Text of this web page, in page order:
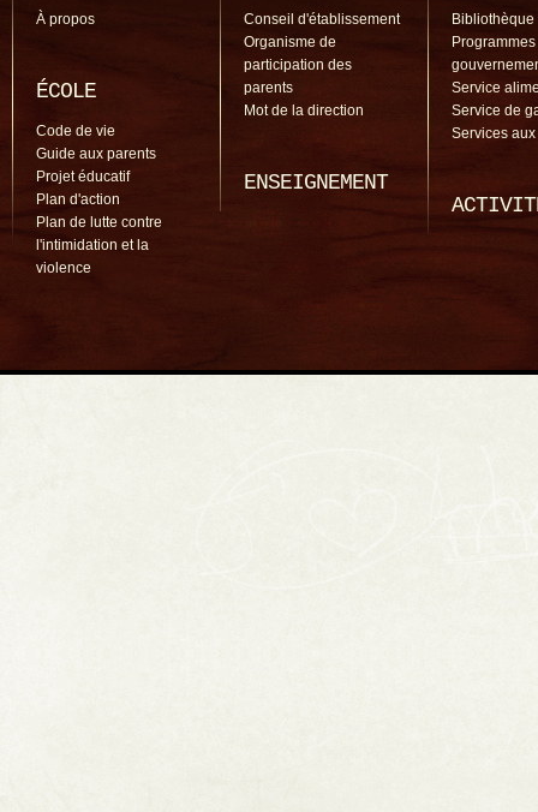
À propos
ÉCOLE
Code de vie
Guide aux parents
Projet éducatif
Plan d'action
Plan de lutte contre
l'intimidation et la
violence
Conseil d'établissement
Organisme de
participation des
parents
Mot de la direction
ENSEIGNEMENT
Bibliothèque
Programmes
Service
Service de
Services